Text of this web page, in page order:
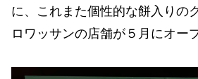
に、これまた個性的な餅入りの
ロワッサンの店舗が５月にオー